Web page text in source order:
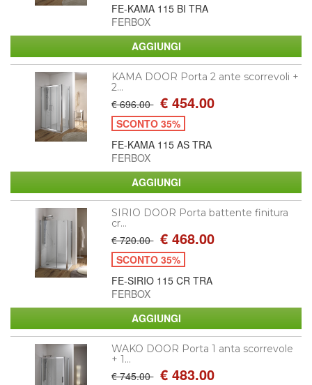
FE-KAMA 115 BI TRA
FERBOX
KAMA DOOR Porta 2 ante scorrevoli +
2...
€ 696.00 € 454.00
SCONTO 35%
FE-KAMA 115 AS TRA
FERBOX
SIRIO DOOR Porta battente finitura
cr...
€ 720.00 € 468.00
SCONTO 35%
FE-SIRIO 115 CR TRA
FERBOX
WAKO DOOR Porta 1 anta scorrevole
+ 1...
€ 745.00 € 483.00